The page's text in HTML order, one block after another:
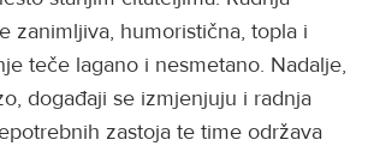
zanimljiva, humoristična, topla i
teče lagano i nesmetano. Nadalje,
događaji se izmjenjuju i radnja
zastoja te time održava